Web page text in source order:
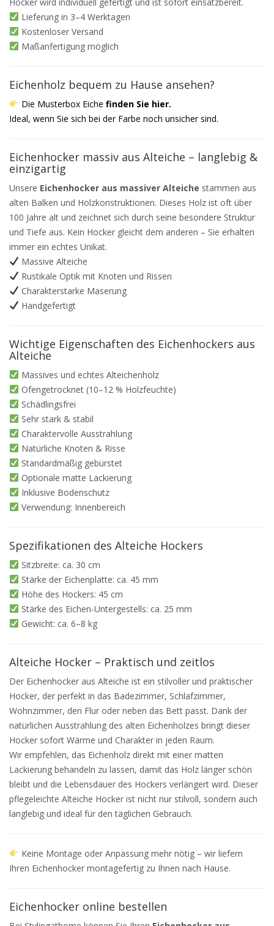
Lieferung in 3–4 Werktagen
Kostenloser Versand
Maßanfertigung möglich
Eichenholz bequem zu Hause ansehen?
Die Musterbox Eiche finden Sie hier.
Ideal, wenn Sie sich bei der Farbe noch unsicher sind.
Eichenhocker massiv aus Alteiche – langlebig &
einzigartig
Unsere Eichenhocker aus massiver Alteiche stammen aus
alten Balken und Holzkonstruktionen. Dieses Holz ist oft über
100 Jahre alt und zeichnet sich durch seine besondere Struktur
und Tiefe aus. Kein Hocker gleicht dem anderen – Sie erhalten
immer ein echtes Unikat.
Massive Alteiche
Rustikale Optik mit Knoten und Rissen
Charakterstarke Maserung
Handgefertigt
Wichtige Eigenschaften des Eichenhockers aus
Alteiche
Massives und echtes Alteichenholz
Ofengetrocknet (10–12 % Holzfeuchte)
Schädlingsfrei
Sehr stark & stabil
Charaktervolle Ausstrahlung
Natürliche Knoten & Risse
Standardmäßig gebürstet
Optionale matte Lackierung
Inklusive Bodenschutz
Verwendung: Innenbereich
Spezifikationen des Alteiche Hockers
Sitzbreite: ca. 30 cm
Stärke der Eichenplatte: ca. 45 mm
Höhe des Hockers: 45 cm
Stärke des Eichen-Untergestells: ca. 25 mm
Gewicht: ca. 6–8 kg
Alteiche Hocker – Praktisch und zeitlos
Der Eichenhocker aus Alteiche ist ein stilvoller und praktischer
Hocker, der perfekt in das Badezimmer, Schlafzimmer,
Wohnzimmer, den Flur oder neben das Bett passt. Dank der
natürlichen Ausstrahlung des alten Eichenholzes bringt dieser
Hocker sofort Wärme und Charakter in jeden Raum.
Wir empfehlen, das Eichenholz direkt mit einer matten
Lackierung behandeln zu lassen, damit das Holz länger schön
bleibt und die Lebensdauer des Hockers verlängert wird. Dieser
pflegeleichte Alteiche Hocker ist nicht nur stilvoll, sondern auch
langlebig und ideal für den täglichen Gebrauch.
Keine Montage oder Anpassung mehr nötig – wir liefern
Ihren Eichenhocker montagefertig zu Ihnen nach Hause.
Eichenhocker online bestellen